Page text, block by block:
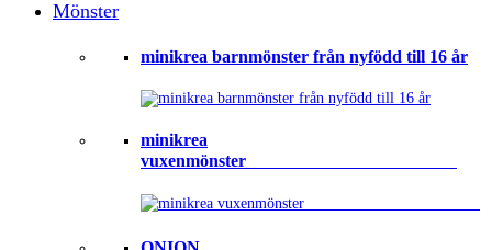
Mönster
minikrea barnmönster från nyfödd till 16 år
minikrea
vuxenmönster⠀⠀⠀⠀⠀⠀⠀⠀⠀⠀⠀⠀⠀⠀⠀⠀